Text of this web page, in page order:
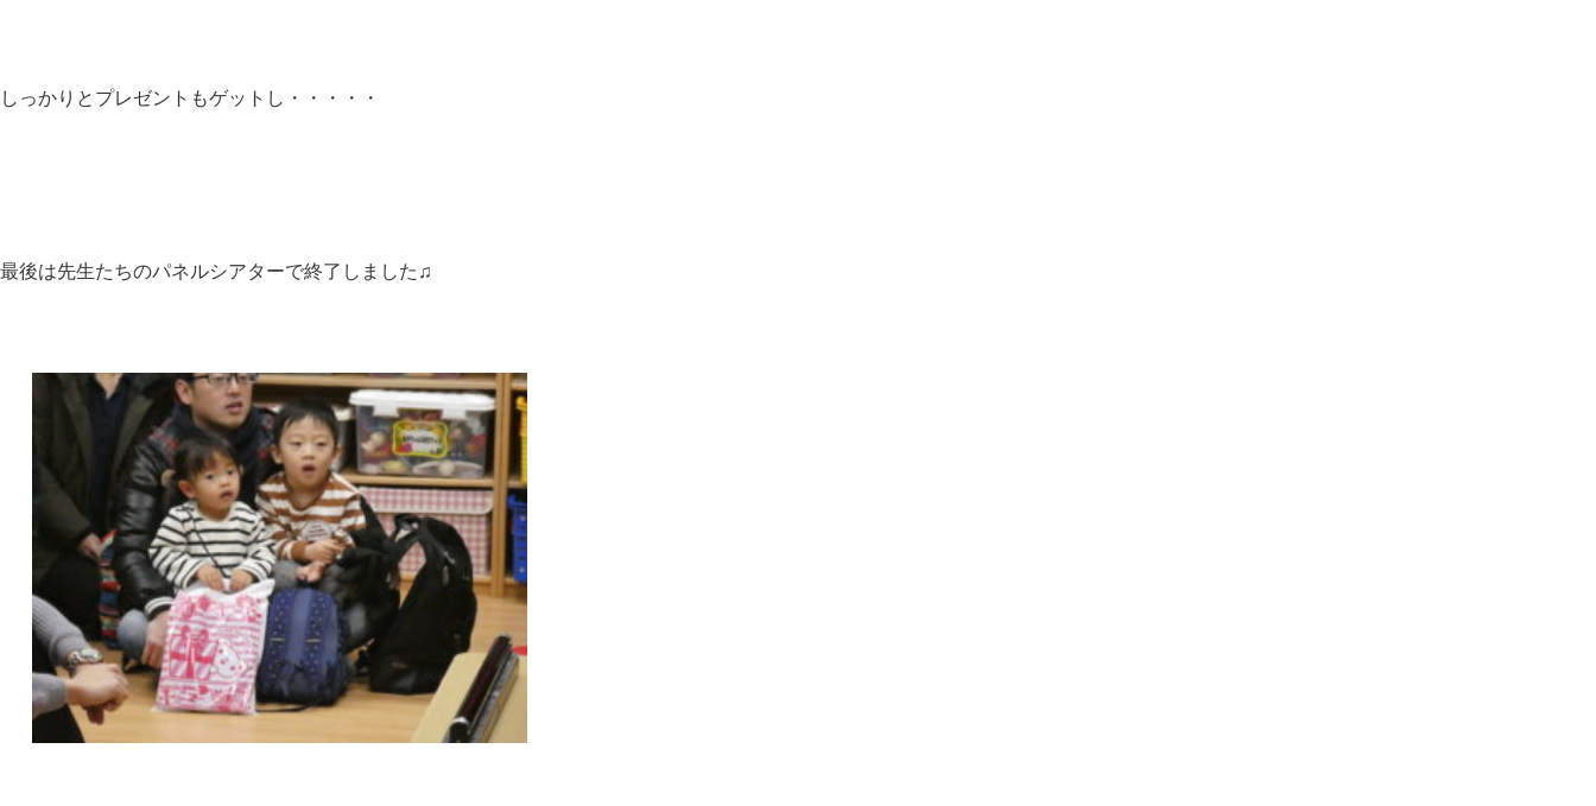
しっかりとプレゼントもゲットし・・・・・
最後は先生たちのパネルシアターで終了しました♫